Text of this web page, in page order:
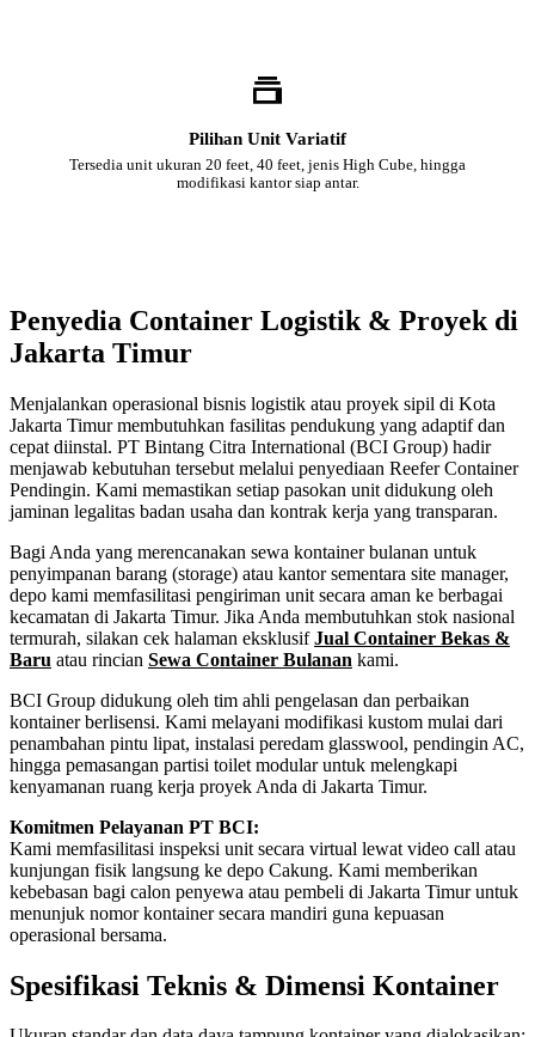
Pilihan Unit Variatif
Tersedia unit ukuran 20 feet, 40 feet, jenis High Cube, hingga
modifikasi kantor siap antar.
Penyedia Container Logistik & Proyek di
Jakarta Timur
Menjalankan operasional bisnis logistik atau proyek sipil di Kota
Jakarta Timur membutuhkan fasilitas pendukung yang adaptif dan
cepat diinstal. PT Bintang Citra International (BCI Group) hadir
menjawab kebutuhan tersebut melalui penyediaan Reefer Container
Pendingin. Kami memastikan setiap pasokan unit didukung oleh
jaminan legalitas badan usaha dan kontrak kerja yang transparan.
Bagi Anda yang merencanakan sewa kontainer bulanan untuk
penyimpanan barang (storage) atau kantor sementara site manager,
depo kami memfasilitasi pengiriman unit secara aman ke berbagai
kecamatan di Jakarta Timur. Jika Anda membutuhkan stok nasional
termurah, silakan cek halaman eksklusifJual Container Bekas &
Baru atau rincian Sewa Container Bulanan kami.
BCI Group didukung oleh tim ahli pengelasan dan perbaikan
kontainer berlisensi. Kami melayani modifikasi kustom mulai dari
penambahan pintu lipat, instalasi peredam glasswool, pendingin AC,
hingga pemasangan partisi toilet modular untuk melengkapi
kenyamanan ruang kerja proyek Anda di Jakarta Timur.
Komitmen Pelayanan PT BCI:
Kami memfasilitasi inspeksi unit secara virtual lewat video call atau
kunjungan fisik langsung ke depo Cakung. Kami memberikan
kebebasan bagi calon penyewa atau pembeli di Jakarta Timur untuk
menunjuk nomor kontainer secara mandiri guna kepuasan
operasional bersama.
Spesifikasi Teknis & Dimensi Kontainer